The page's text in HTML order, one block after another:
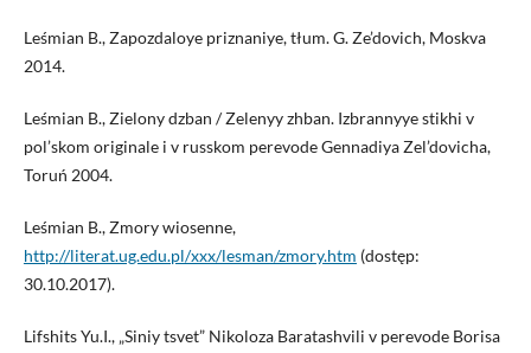
Leśmian B., Zapozdaloye priznaniye, tłum. G. Ze’dovich, Moskva
2014.
Leśmian B., Zielony dzban / Zelenyy zhban. Izbrannyye stikhi v
pol’skom originale i v russkom perevode Gennadiya Zel’dovicha,
Toruń 2004.
Leśmian B., Zmory wiosenne,
http://literat.ug.edu.pl/xxx/lesman/zmory.htm (dostęp:
30.10.2017).
Lifshits Yu.I., „Siniy tsvet” Nikoloza Baratashvili v perevode Borisa